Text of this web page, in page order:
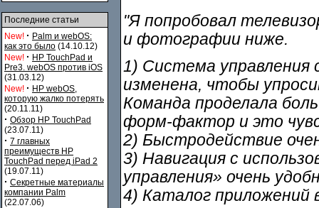
Последние статьи
New! · Palm и webOS:
как это было (14.10.12)
New! · HP TouchPad и
Pre3. webOS против iOS
(31.03.12)
New! · HP webOS,
которую жалко потерять
(20.11.11)
· Обзор HP TouchPad
(23.07.11)
· 7 главных
преимуществ HP
TouchPad перед iPad 2
(19.07.11)
· Секретные материалы
компании Palm
(22.07.06)
"Я попробовал
и фотографии ниже.
1) Система управления
изменена, чтобы
Команда проделала
форм-фактор и это
2) Быстродействие
3) Навигация с
управления» очень
4) Каталог приложений